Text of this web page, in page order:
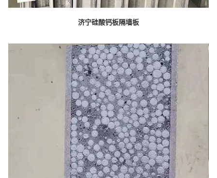
济宁硅酸钙板隔墙板